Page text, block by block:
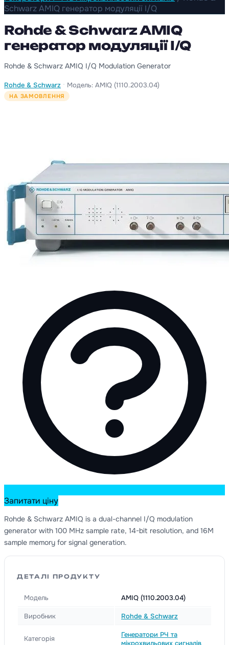
Schwarz AMIQ генератор модуляції I/Q
Rohde & Schwarz AMIQ
генератор модуляції I/Q
Rohde & Schwarz AMIQ I/Q Modulation Generator
Rohde & Schwarz · Модель: AMIQ (1110.2003.04)
НА ЗАМОВЛЕННЯ
Запитати ціну
Rohde & Schwarz AMIQ is a dual-channel I/Q modulation
generator with 100 MHz sample rate, 14-bit resolution, and 16M
sample memory for signal generation.
ДЕТАЛІ ПРОДУКТУ
Модель AMIQ (1110.2003.04)
Виробник Rohde & Schwarz
Категорія
Генератори РЧ та